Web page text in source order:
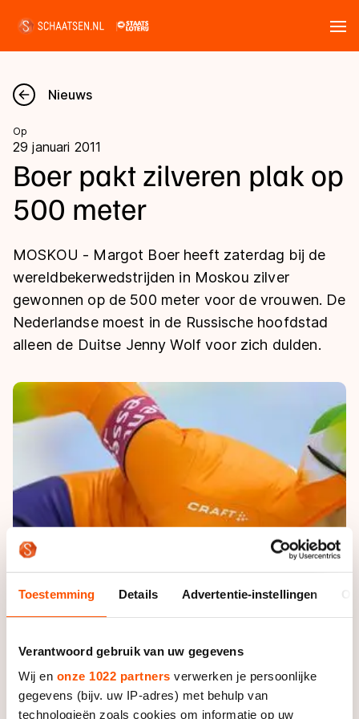
Toestemming Details Advertentie-instellingen
Verantwoord gebruik van uw gegevens
Wij en onze 1022 partners verwerken je persoonlijke
gegevens (bijv. uw IP-adres) met behulp van
technologieën zoals cookies om informatie op uw
Nieuws
Kalender
Disciplines
Langebaan
Shorttrack
Inlineskaten
Schoonrijden
Natuurijs
Uitslagen
Langebaan
Shorttrack
Marathon
Inlineskaten
Kunstschaatsen
Tijden & historie
Ranglijsten Langebaan
Historie & statistiek
Inschrijven wedstrijden
Algemene Nederlandse Schaatstijd
Deze zomer de weg op
Waar kan ik schaatsen en skaten?
Schaatsfans
Alles voor jou als schaatsfan
Evenementen
Tickets
Livestreams
Winacties
Olympische Spelen
Olympische Spelen
Medaillespiegel
Olympische uitslagen
Van Jong tot Goud verhalen
Nieuws
Op
29 januari 2011
Boer pakt zilveren plak op
500 meter
MOSKOU - Margot Boer heeft zaterdag bij de
wereldbekerwedstrijden in Moskou zilver
gewonnen op de 500 meter voor de vrouwen. De
Nederlandse moest in de Russische hoofdstad
alleen de Duitse Jenny Wolf voor zich dulden.